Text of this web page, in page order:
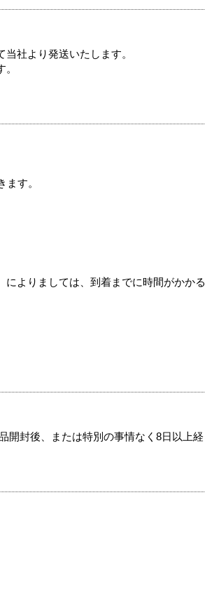
社より発送いたします。
す。
よりましては、到着までに時間がかかる
開封後、または特別の事情なく8日以上経